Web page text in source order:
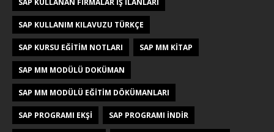
SAP KULLANAN FIRMALAR IŞ ILANLARI
SAP KULLANIM KILAVUZU TÜRKÇE
SAP KURSU EĞITIM NOTLARI SAP MM KITAP
SAP MM MODÜLÜ DOKÜMAN
SAP MM MODÜLÜ EĞITIM DÖKÜMANLARI
SAP PROGRAMI EKŞI SAP PROGRAMI INDIR